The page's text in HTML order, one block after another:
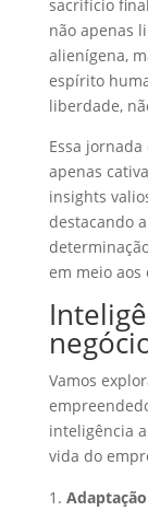
sacrifício
não apenas
alienígena,
espírito
liberdade,
Essa
apenas
insights
destacando
em meio aos
Vamos
inteligência
vida do